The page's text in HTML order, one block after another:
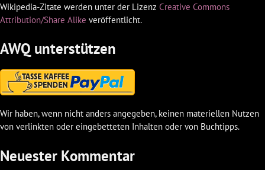
Wikipedia-Zitate werden unter der Lizenz Creative Commons
Attribution/Share Alike veröffentlicht.
AWQ unterstützen
Wir haben, wenn nicht anders angegeben, keinen materiellen Nutzen
von verlinkten oder eingebetteten Inhalten oder von Buchtipps.
Neuester Kommentar